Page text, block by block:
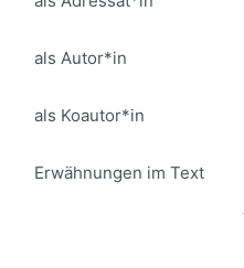
als Autor*in
als Koautor*in
Erwähnungen im Text